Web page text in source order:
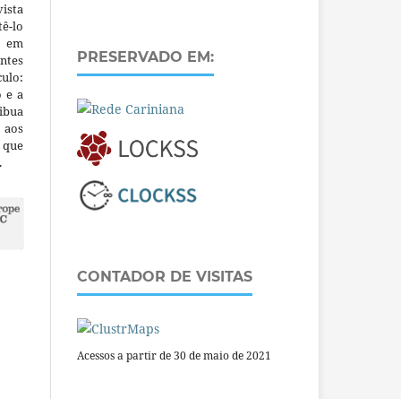
lo
em
e a
PRESERVADO EM:
CONTADOR DE VISITAS
Acessos a partir de 30 de maio de 2021